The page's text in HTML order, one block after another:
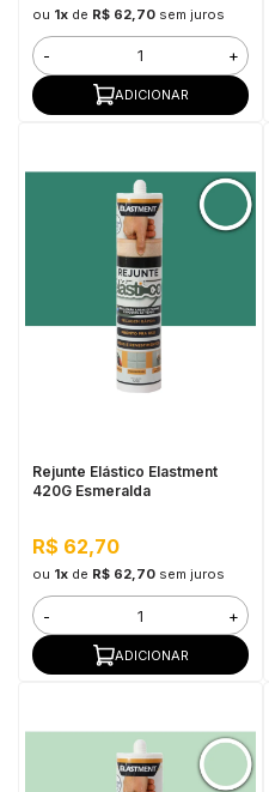
ou 1xde R$ 62,70 sem juros
- +
ADICIONAR
Rejunte Elástico Elastment
420G Esmeralda
R$ 62,70
ou 1xde R$ 62,70 sem juros
- +
ADICIONAR